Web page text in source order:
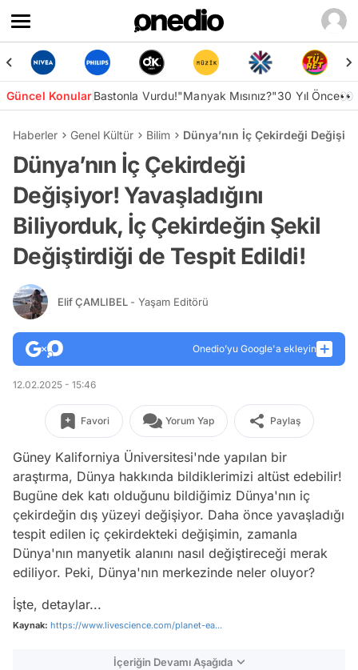
Güncel KonularBastonla Vurdu!"Manyak Mısınız?"30 Yıl Önce👀
Haberler Genel Kültür Bilim Dünya’nın İç Çekirdeği
Dünya’nın İç Çekirdeği
Değişiyor! Yavaşladığını
Biliyorduk, İç Çekirdeğin Şekil
Değiştirdiği de Tespit Edildi!
Elif ÇAMLIBEL - Yaşam Editörü
Onedio’yu Google'a ekleyin
12.02.2025 - 15:46
Favori Yorum Yap Paylaş
Güney Kaliforniya Üniversitesi'nde yapılan bir
araştırma, Dünya hakkında bildiklerimizi altüst edebilir!
Bugüne dek katı olduğunu bildiğimiz Dünya'nın iç
çekirdeğin dış yüzeyi değişiyor. Daha önce yavaşladığı
tespit edilen iç çekirdekteki değişimin, zamanla
Dünya'nın manyetik alanını nasıl değiştireceği merak
ediliyor. Peki, Dünya'nın merkezinde neler oluyor?
İşte, detaylar...
Kaynak: https://www.livescience.com/planet-ea...
İçeriğin Devamı Aşağıda